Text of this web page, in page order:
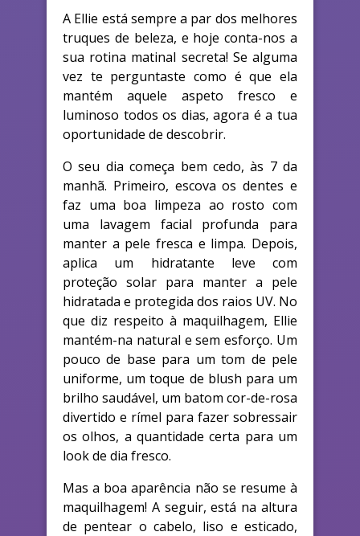
A Ellie está sempre a par dos melhores
truques de beleza, e hoje conta-nos a
sua rotina matinal secreta! Se alguma
vez te perguntaste como é que ela
mantém aquele aspeto fresco e
luminoso todos os dias, agora é a tua
oportunidade de descobrir.
O seu dia começa bem cedo, às 7 da
manhã. Primeiro, escova os dentes e
faz uma boa limpeza ao rosto com
uma lavagem facial profunda para
manter a pele fresca e limpa. Depois,
aplica um hidratante leve com
proteção solar para manter a pele
hidratada e protegida dos raios UV. No
que diz respeito à maquilhagem, Ellie
mantém-na natural e sem esforço. Um
pouco de base para um tom de pele
uniforme, um toque de blush para um
brilho saudável, um batom cor-de-rosa
divertido e rímel para fazer sobressair
os olhos, a quantidade certa para um
look de dia fresco.
Mas a boa aparência não se resume à
maquilhagem! A seguir, está na altura
de pentear o cabelo, liso e esticado,